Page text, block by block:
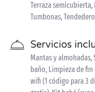
Terraza
Tumbonas, Tendedero
Servicios
Mantas y almohadas,
baño, Limpieza de
wifi (1 código para 3